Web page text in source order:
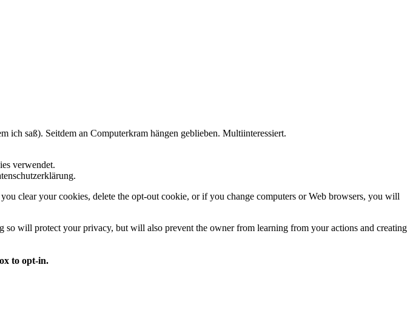
ich saß). Seitdem an Computerkram hängen geblieben. Multiinteressiert.
verwendet.
clear your cookies, delete the opt-out cookie, or if you change computers or Web browsers, you will
will protect your privacy, but will also prevent the owner from learning from your actions and creating
to opt-in.